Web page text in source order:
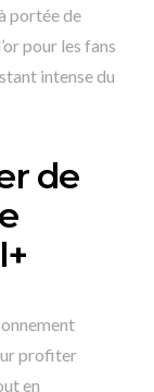
portée de
pour les fans
intense du
de
profiter
en